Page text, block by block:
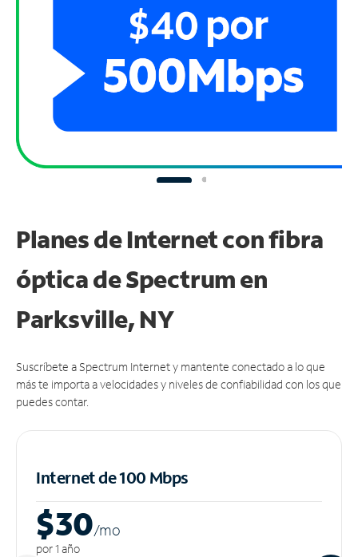
Planes de Internet con fibra
óptica de Spectrum en
Parksville, NY
Suscríbete a Spectrum Internet y mantente conectado a lo que
más te importa a velocidades y niveles de confiabilidad con los que
puedes contar.
Internet de 100 Mbps
$30/mo
por 1 año